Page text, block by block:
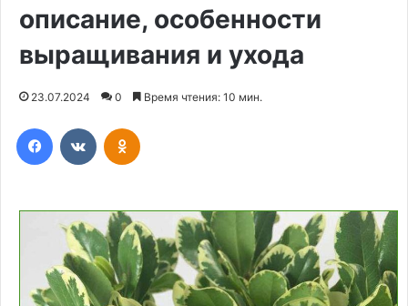
описание, особенности
выращивания и ухода
23.07.2024 0 Время чтения: 10 мин.